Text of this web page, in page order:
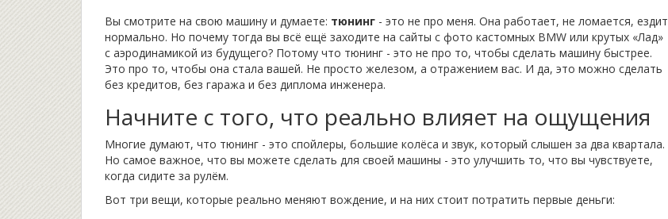
Вы смотрите на свою машину и думаете: тюнинг - это не про меня. Она работает, не ломается, ездит
нормально. Но почему тогда вы всё ещё заходите на сайты с фото кастомных BMW или крутых «Лад»
с аэродинамикой из будущего? Потому что тюнинг - это не про то, чтобы сделать машину быстрее.
Это про то, чтобы она стала вашей. Не просто железом, а отражением вас. И да, это можно сделать
без кредитов, без гаража и без диплома инженера.
Начните с того, что реально влияет на ощущения
Многие думают, что тюнинг - это спойлеры, большие колёса и звук, который слышен за два квартала.
Но самое важное, что вы можете сделать для своей машины - это улучшить то, что вы чувствуете,
когда сидите за рулём.
Вот три вещи, которые реально меняют вождение, и на них стоит потратить первые деньги: